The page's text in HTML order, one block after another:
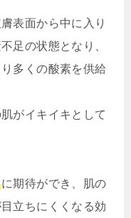
表面から中に入り
足の状態となり、
多くの酸素を供給
がイキイキとして
に期待ができ、肌の
立ちにくくなる効